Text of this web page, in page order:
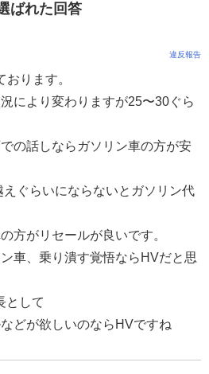
ばれた回答
違反報告
ります。
により変わりますが25〜30ぐら
の話しならガソリン車の方が安
ぐらいにならないとガソリン代
方がリセールが良いです。
車、乗り潰す覚悟ならHVだと思
として
どが欲しいのならHVですね